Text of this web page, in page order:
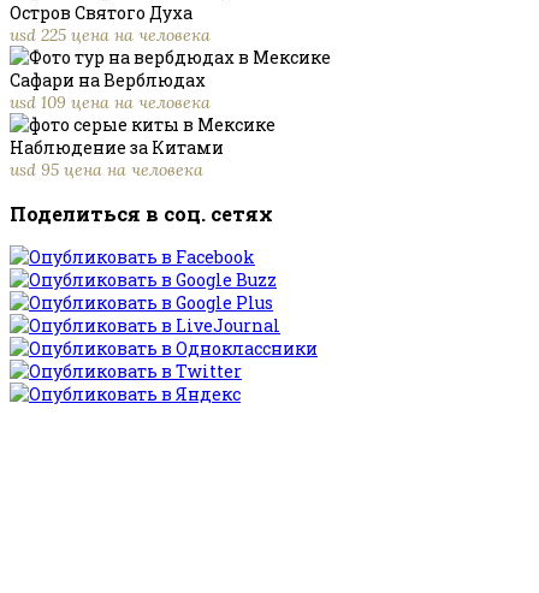
Остров Святого Духа
usd 225 цена на человека
Сафари на Верблюдах
usd 109 цена на человека
Наблюдение за Китами
usd 95 цена на человека
Поделиться в соц. сетях